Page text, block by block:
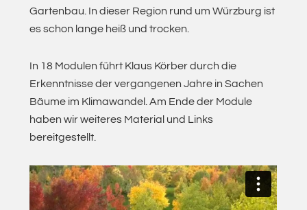
Gartenbau. In dieser Region rund um Würzburg ist
es schon lange heiß und trocken.
In 18 Modulen führt Klaus Körber durch die
Erkenntnisse der vergangenen Jahre in Sachen
Bäume im Klimawandel. Am Ende der Module
haben wir weiteres Material und Links
bereitgestellt.